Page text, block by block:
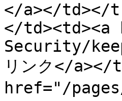
</a></td></
</
Security/
リンク</a></
href="/